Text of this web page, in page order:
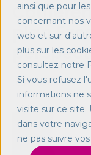
ainsi que pour
concernant nos
web et sur
plus sur les
consultez notre
Si vous refusez
informations ne
visite sur ce site.
dans votre
ne pas suivre
plan
03/06/2024